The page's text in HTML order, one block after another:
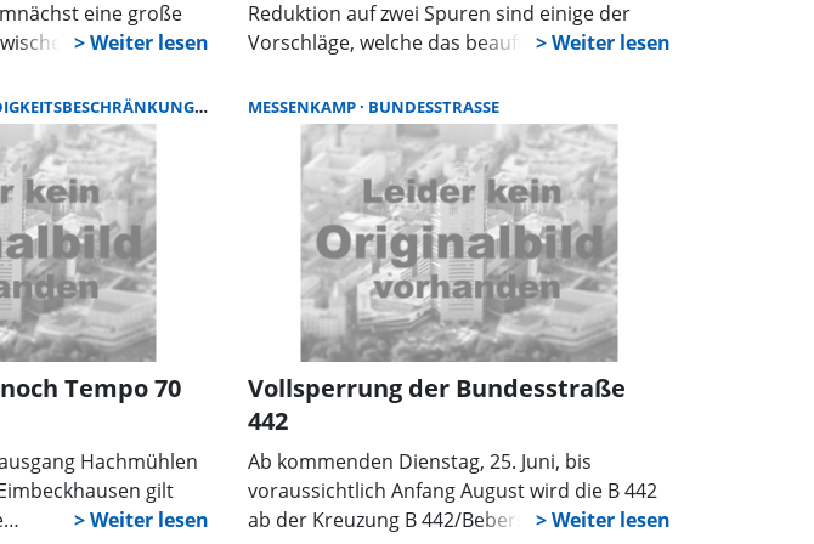
eine große
der Kreuzung
die
Diese hatten
angekündigt, der
allerdings und
15. November
Reduktion auf zwei Spuren sind einige der
Vorschläge, welche das beauftragte Fachbüro
Nienstädt vorgeschlagen hat. Als langfristige
Lösung steht noch immer der Bau einer
Umgehungsstraße im Raum.
BUNDESSTRASSE
Tempo 70
Hachmühlen
gilt
MESSENKAMP BUNDESSTRASSE
Vollsperrung der Bundesstraße
442
Ab kommenden Dienstag, 25. Juni, bis
voraussichtlich Anfang August wird die B 442
ab der Kreuzung B 442/Bebersche Straße bis